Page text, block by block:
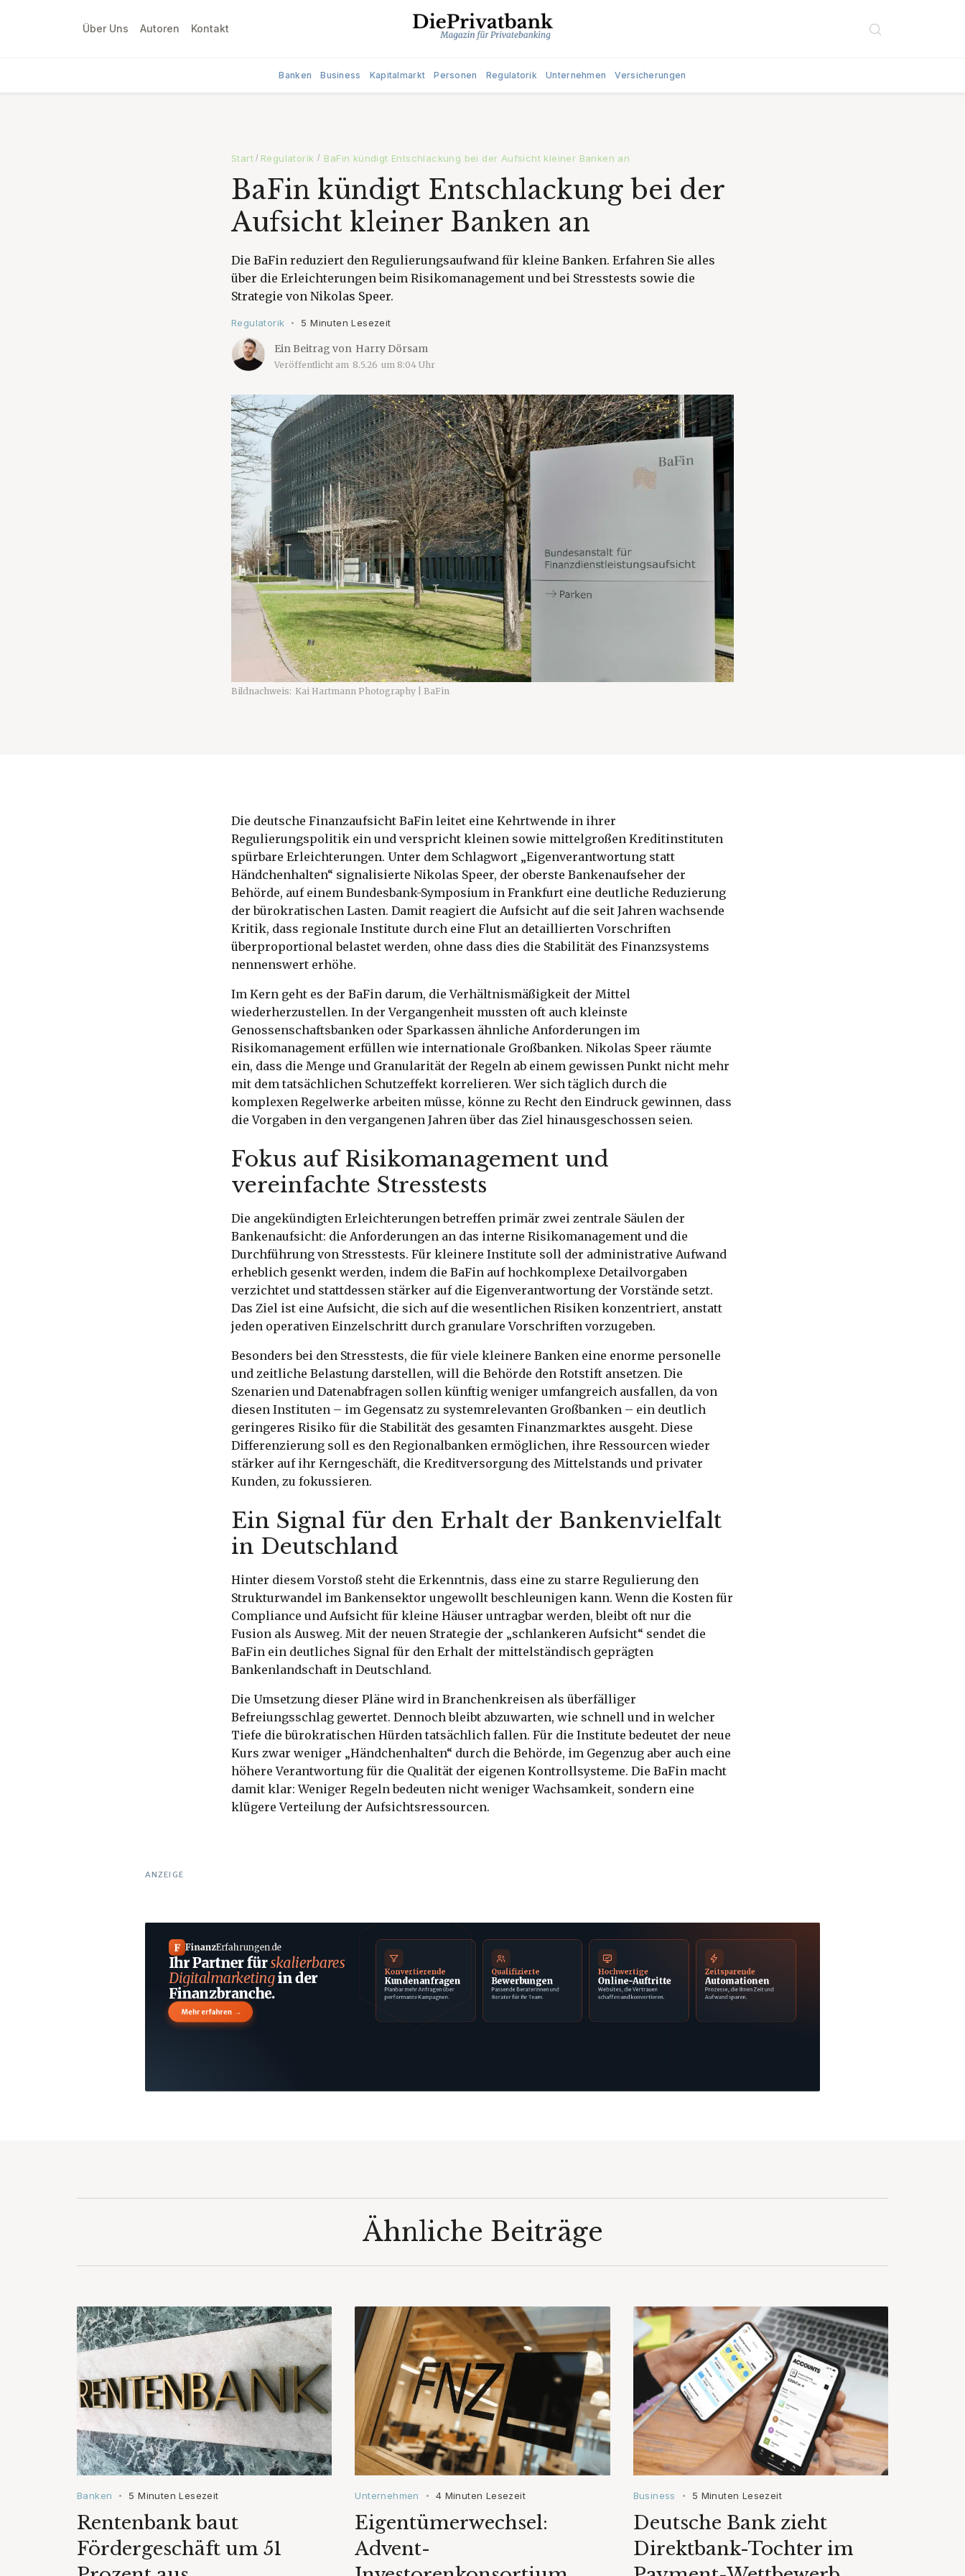
Über Uns Autoren Kontakt
Banken Business Kapitalmarkt Personen Regulatorik Unternehmen Versicherungen
Start / Regulatorik / BaFin kündigt Entschlackung bei der Aufsicht kleiner Banken an
BaFin kündigt Entschlackung bei der
Aufsicht kleiner Banken an
Die BaFin reduziert den Regulierungsaufwand für kleine Banken. Erfahren Sie alles
über die Erleichterungen beim Risikomanagement und bei Stresstests sowie die
Strategie von Nikolas Speer.
Regulatorik • 5 Minuten Lesezeit
Ein Beitrag von Harry Dörsam
Veröffentlicht am 8.5.26 um 8:04 Uhr
Bildnachweis: Kai Hartmann Photography | BaFin
Die deutsche Finanzaufsicht BaFin leitet eine Kehrtwende in ihrer
Regulierungspolitik ein und verspricht kleinen sowie mittelgroßen Kreditinstituten
spürbare Erleichterungen. Unter dem Schlagwort „Eigenverantwortung statt
Händchenhalten“ signalisierte Nikolas Speer, der oberste Bankenaufseher der
Behörde, auf einem Bundesbank-Symposium in Frankfurt eine deutliche Reduzierung
der bürokratischen Lasten. Damit reagiert die Aufsicht auf die seit Jahren wachsende
Kritik, dass regionale Institute durch eine Flut an detaillierten Vorschriften
überproportional belastet werden, ohne dass dies die Stabilität des Finanzsystems
nennenswert erhöhe.
Im Kern geht es der BaFin darum, die Verhältnismäßigkeit der Mittel
wiederherzustellen. In der Vergangenheit mussten oft auch kleinste
Genossenschaftsbanken oder Sparkassen ähnliche Anforderungen im
Risikomanagement erfüllen wie internationale Großbanken. Nikolas Speer räumte
ein, dass die Menge und Granularität der Regeln ab einem gewissen Punkt nicht mehr
mit dem tatsächlichen Schutzeffekt korrelieren. Wer sich täglich durch die
komplexen Regelwerke arbeiten müsse, könne zu Recht den Eindruck gewinnen, dass
die Vorgaben in den vergangenen Jahren über das Ziel hinausgeschossen seien.
Fokus auf Risikomanagement und
vereinfachte Stresstests
Die angekündigten Erleichterungen betreffen primär zwei zentrale Säulen der
Bankenaufsicht: die Anforderungen an das interne Risikomanagement und die
Durchführung von Stresstests. Für kleinere Institute soll der administrative Aufwand
erheblich gesenkt werden, indem die BaFin auf hochkomplexe Detailvorgaben
verzichtet und stattdessen stärker auf die Eigenverantwortung der Vorstände setzt.
Das Ziel ist eine Aufsicht, die sich auf die wesentlichen Risiken konzentriert, anstatt
jeden operativen Einzelschritt durch granulare Vorschriften vorzugeben.
Besonders bei den Stresstests, die für viele kleinere Banken eine enorme personelle
und zeitliche Belastung darstellen, will die Behörde den Rotstift ansetzen. Die
Szenarien und Datenabfragen sollen künftig weniger umfangreich ausfallen, da von
diesen Instituten – im Gegensatz zu systemrelevanten Großbanken – ein deutlich
geringeres Risiko für die Stabilität des gesamten Finanzmarktes ausgeht. Diese
Differenzierung soll es den Regionalbanken ermöglichen, ihre Ressourcen wieder
stärker auf ihr Kerngeschäft, die Kreditversorgung des Mittelstands und privater
Kunden, zu fokussieren.
Ein Signal für den Erhalt der Bankenvielfalt
in Deutschland
Hinter diesem Vorstoß steht die Erkenntnis, dass eine zu starre Regulierung den
Strukturwandel im Bankensektor ungewollt beschleunigen kann. Wenn die Kosten für
Compliance und Aufsicht für kleine Häuser untragbar werden, bleibt oft nur die
Fusion als Ausweg. Mit der neuen Strategie der „schlankeren Aufsicht“ sendet die
BaFin ein deutliches Signal für den Erhalt der mittelständisch geprägten
Bankenlandschaft in Deutschland.
Die Umsetzung dieser Pläne wird in Branchenkreisen als überfälliger
Befreiungsschlag gewertet. Dennoch bleibt abzuwarten, wie schnell und in welcher
Tiefe die bürokratischen Hürden tatsächlich fallen. Für die Institute bedeutet der neue
Kurs zwar weniger „Händchenhalten“ durch die Behörde, im Gegenzug aber auch eine
höhere Verantwortung für die Qualität der eigenen Kontrollsysteme. Die BaFin macht
damit klar: Weniger Regeln bedeuten nicht weniger Wachsamkeit, sondern eine
klügere Verteilung der Aufsichtsressourcen.
ANZEIGE
F FinanzErfahrungen.de
Ihr Partner fürskalierbares
Digitalmarketingin der
Finanzbranche.
Mehr erfahren →
Konvertierende
Kundenanfragen
Planbar mehr Anfragen über
performante Kampagnen.
Qualifizierte
Bewerbungen
Passende Beraterinnen und
Berater für Ihr Team.
Hochwertige
Online-Auftritte
Websites, die Vertrauen
schaffen und konvertieren.
Zeitsparende
Automationen
Prozesse, die Ihnen Zeit und
Aufwand sparen.
Ähnliche Beiträge
Banken • 5 Minuten Lesezeit
Rentenbank baut
Fördergeschäft um 51
Unternehmen • 4 Minuten Lesezeit
Eigentümerwechsel:
Advent-
Business • 5 Minuten Lesezeit
Deutsche Bank zieht
Direktbank-Tochter im